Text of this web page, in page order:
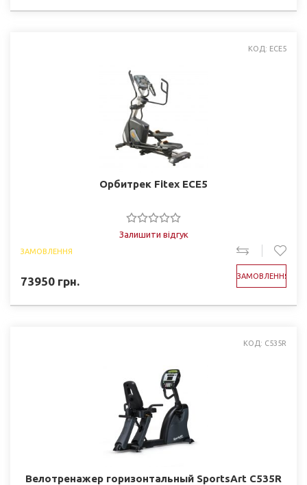
КОД: ECE5
Орбитрек Fitex ECE5
Залишити відгук
ЗАМОВЛЕННЯ
73950 грн. ЗАМОВЛЕННЯ
КОД: C535R
Велотренажер горизонтальный SportsArt C535R